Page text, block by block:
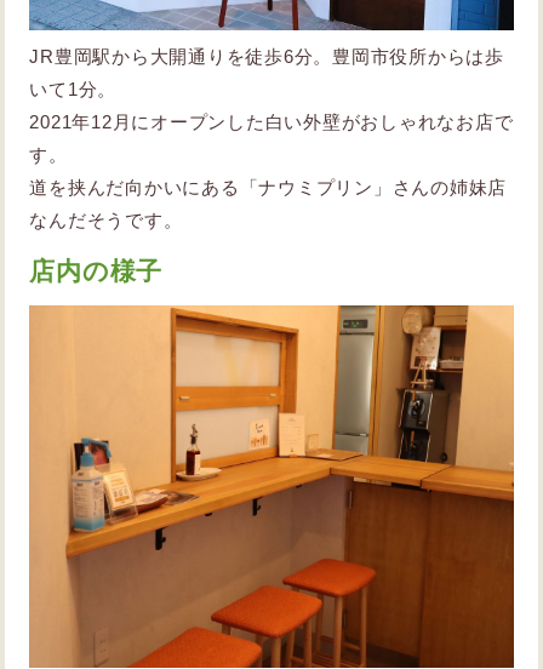
JR豊岡駅から大開通りを徒歩6分。豊岡市役所からは歩
いて1分。
2021年12月にオープンした白い外壁がおしゃれなお店で
す。
道を挟んだ向かいにある「ナウミプリン」さんの姉妹店
なんだそうです。
店内の様子